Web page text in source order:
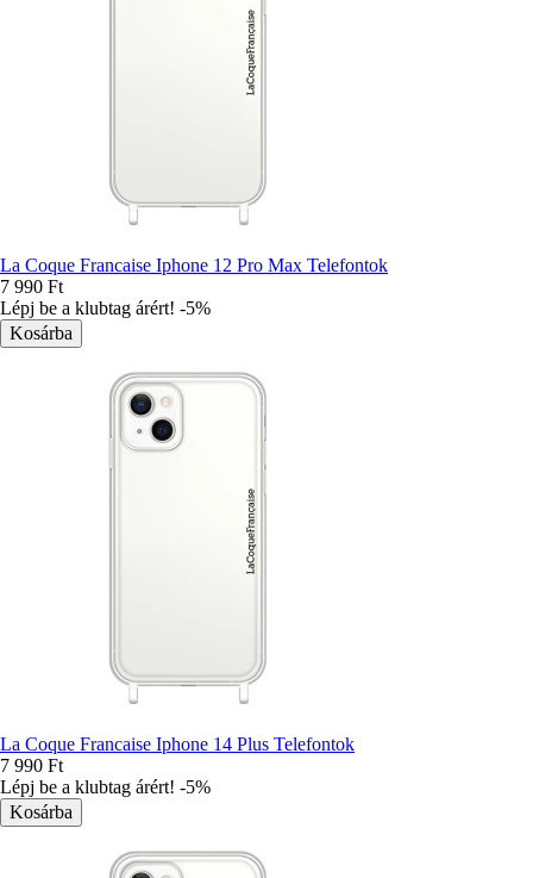
La Coque Francaise Iphone 12 Pro Max Telefontok
7 990 Ft
Lépj be a klubtag árért! -5%
La Coque Francaise Iphone 14 Plus Telefontok
7 990 Ft
Lépj be a klubtag árért! -5%